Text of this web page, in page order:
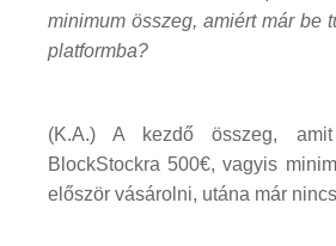
minimum összeg, amiért már be
platformba?
(K.A.) A kezdő összeg,
BlockStockra 500€, vagyis
először vásárolni, utána már